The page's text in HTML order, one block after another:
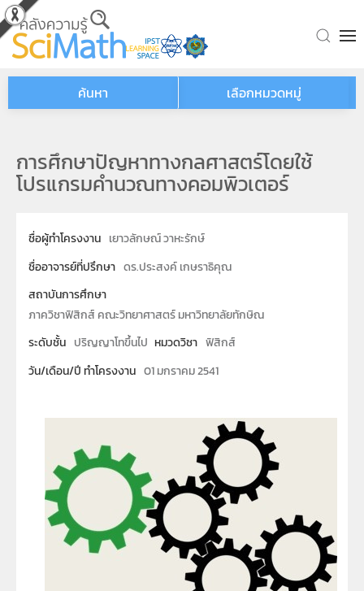
Skip to main content
ค้นหา เลือกหมวดหมู่
การศึกษาปัญหาทางกลศาสตร์โดยใช้
โปรแกรมคำนวณทางคอมพิวเตอร์
ชื่อผู้ทำโครงงาน เยาวลักษณ์ วาหะรักษ์
ชื่ออาจารย์ที่ปรึกษา ดร.ประสงค์ เกษราธิคุณ
สถาบันการศึกษา
ภาควิชาฟิสิกส์ คณะวิทยาศาสตร์ มหาวิทยาลัยทักษิณ
ระดับชั้น ปริญญาโทขึ้นไป หมวดวิชา ฟิสิกส์
วัน/เดือน/ปี ทำโครงงาน 01 มกราคม 2541